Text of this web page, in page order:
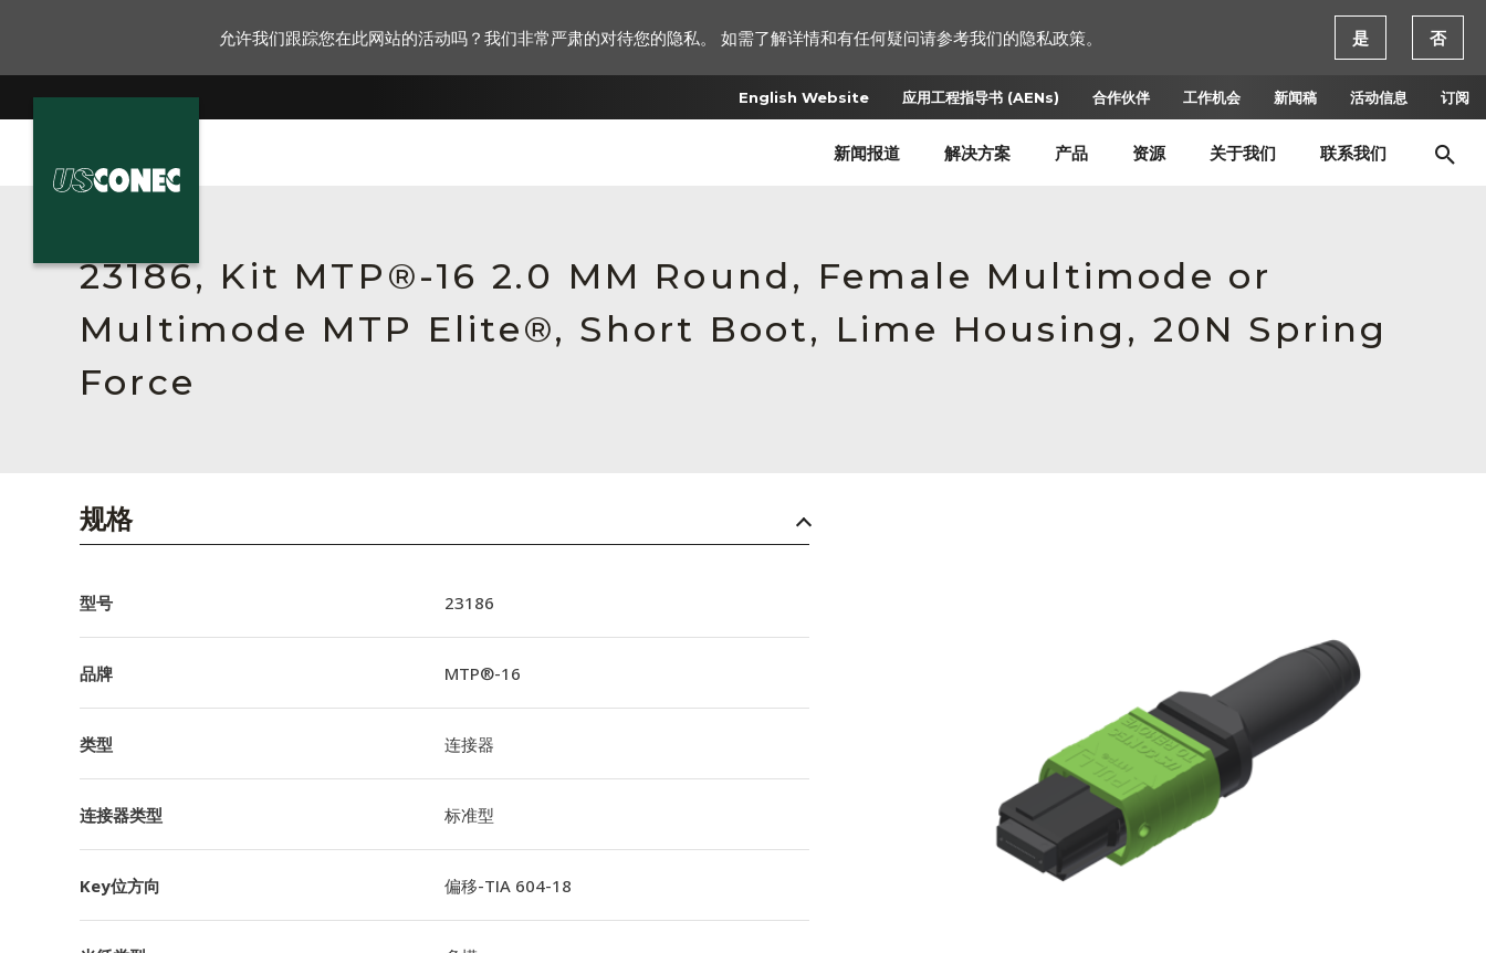
English Website 应用工程指导书 (AENs) 合作伙伴 工作机会 新闻稿 活动信息 订阅
新闻报道 解决方案 产品 资源 关于我们 联系我们
English Website
应用工程指导书 (AENs)
合作伙伴
活动信息
23186, Kit MTP®-16 2.0 MM Round, Female Multimode or
Multimode MTP Elite®, Short Boot, Lime Housing, 20N Spring
Force
规格
型号 23186
品牌 MTP®-16
类型 连接器
连接器类型 标准型
Key位方向 偏移-TIA 604-18
允许我们跟踪您在此网站的活动吗？我们非常严肃的对待您的隐私。 如需了解详情和有任何疑问请参考我们的隐私政策。 是 否